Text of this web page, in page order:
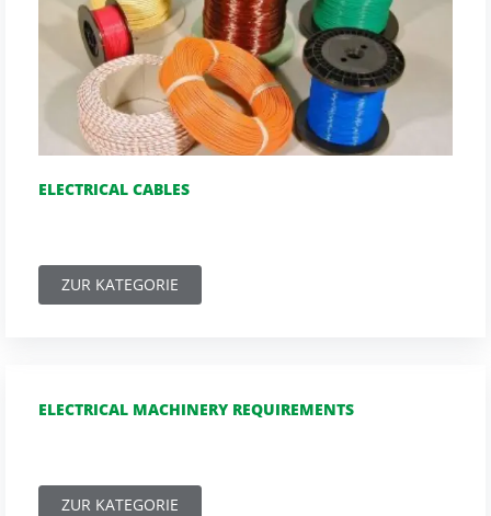
ELECTRICAL CABLES
ZUR KATEGORIE
ELECTRICAL MACHINERY REQUIREMENTS
ZUR KATEGORIE